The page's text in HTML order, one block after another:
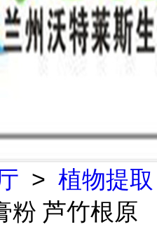
> 植物提取
粉 芦竹根原